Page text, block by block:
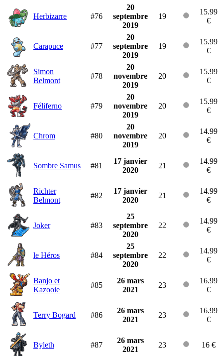
Herbizarre #76
20
septembre
2019
19
15.99
€
Carapuce #77
20
septembre
2019
19
15.99
€
Simon
Belmont
#78
20
novembre
2019
20
15.99
€
Féliferno #79
20
novembre
2019
20
15.99
€
Chrom #80
20
novembre
2019
20
14.99
€
Sombre Samus #81
17 janvier
2020
21
14.99
€
Richter
Belmont
#82
17 janvier
2020
21
14.99
€
Joker #83
25
septembre
2020
22
14.99
€
le Héros #84
25
septembre
2020
22
14.99
€
Banjo et
Kazooie
#85
26 mars
2021
23
16.99
€
Terry Bogard #86
26 mars
2021
23
16.99
€
Byleth #87
26 mars
2021
23 16 €